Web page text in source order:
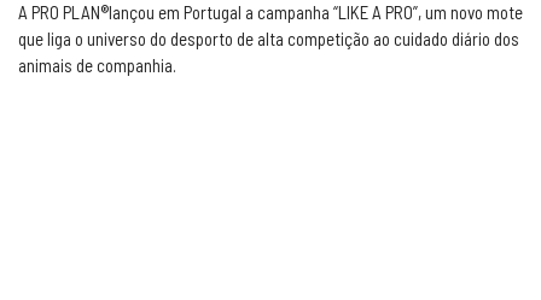
A PRO PLAN®lançou em Portugal a campanha “LIKE A PRO”, um novo mote
que liga o universo do desporto de alta competição ao cuidado diário dos
animais de companhia.